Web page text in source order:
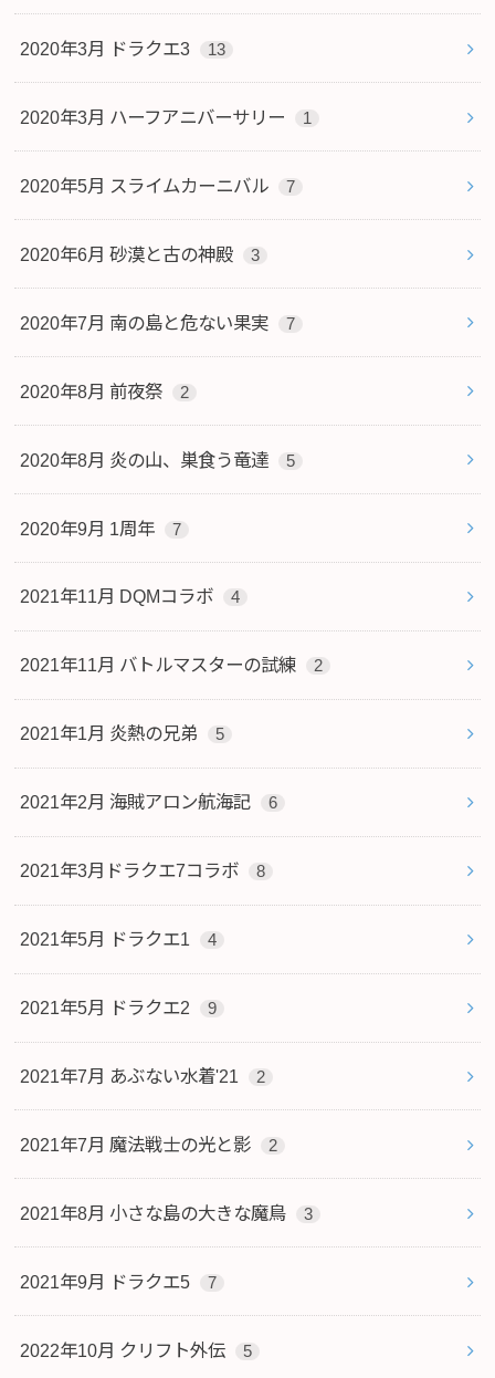
2020年3月 ドラクエ3 13
2020年3月 ハーフアニバーサリー 1
2020年5月 スライムカーニバル 7
2020年6月 砂漠と古の神殿 3
2020年7月 南の島と危ない果実 7
2020年8月 前夜祭 2
2020年8月 炎の山、巣食う竜達 5
2020年9月 1周年 7
2021年11月 DQMコラボ 4
2021年11月 バトルマスターの試練 2
2021年1月 炎熱の兄弟 5
2021年2月 海賊アロン航海記 6
2021年3月ドラクエ7コラボ 8
2021年5月 ドラクエ1 4
2021年5月 ドラクエ2 9
2021年7月 あぶない水着'21 2
2021年7月 魔法戦士の光と影 2
2021年8月 小さな島の大きな魔鳥 3
2021年9月 ドラクエ5 7
2022年10月 クリフト外伝 5